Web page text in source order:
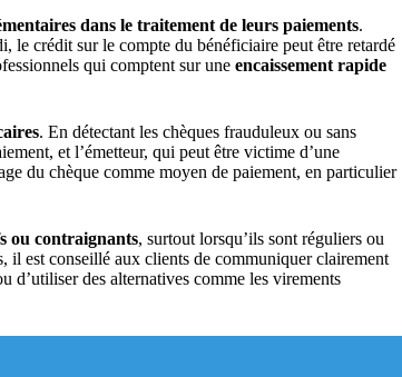
dans le traitement de leurs paiements.
le crédit sur le compte du bénéficiaire peut être retardé
qui comptent sur une encaissement rapide
. En détectant les chèques frauduleux ou sans
et l’émetteur, qui peut être victime d’une
du chèque comme moyen de paiement, en particulier
ou contraignants, surtout lorsqu’ils sont réguliers ou
il est conseillé aux clients de communiquer clairement
d’utiliser des alternatives comme les virements